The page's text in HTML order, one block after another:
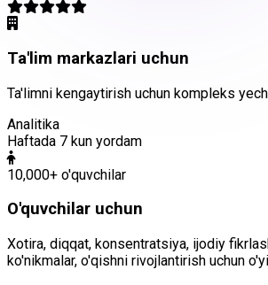
Ta'lim markazlari uchun
Ta'limni kengaytirish uchun kompleks
Analitika
Haftada 7 kun yordam
10,000+ o'quvchilar
O'quvchilar uchun
Xotira, diqqat, konsentratsiya, ijodiy
ko'nikmalar, o'qishni rivojlantirish uchun